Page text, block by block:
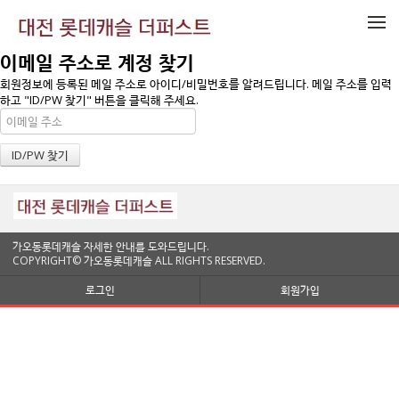
이메일 주소로 계정 찾기
회원정보에 등록된 메일 주소로 아이디/비밀번호를 알려드립니다. 메일 주소를 입력
하고 "ID/PW 찾기" 버튼을 클릭해 주세요.
가오동롯데캐슬 자세한 안내를 도와드립니다.
COPYRIGHT© 가오동롯데캐슬 ALL RIGHTS RESERVED.
로그인
회원가입